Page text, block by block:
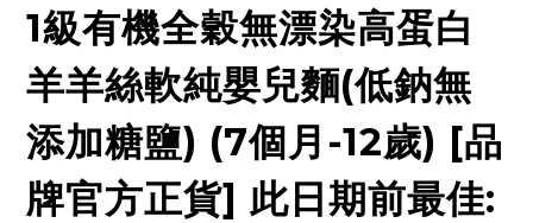
1級有機全穀無漂染高蛋白
羊羊絲軟純嬰兒麵(低鈉無
添加糖鹽) (7個月-12歲) [品
牌官方正貨] 此日期前最佳: